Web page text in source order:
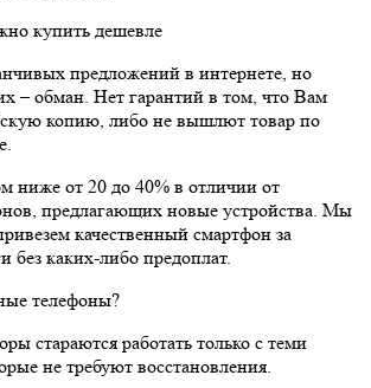
купить дешевле
предложений в интернете, но
– обман. Нет гарантий в том, что Вам
копию, либо не вышлют товар по
ниже от 20 до 40% в отличии от
предлагающих новые устройства. Мы
качественный смартфон за
без каких-либо предоплат.
телефоны?
стараются работать только с теми
не требуют восстановления.